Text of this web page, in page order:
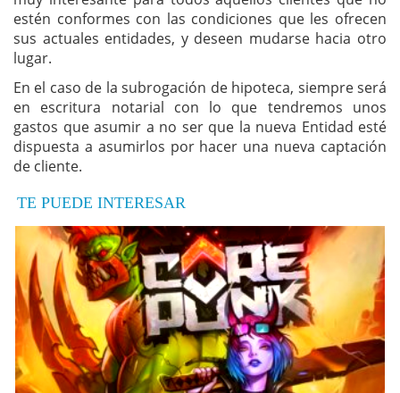
estén conformes con las condiciones que les ofrecen
sus actuales entidades, y deseen mudarse hacia otro
lugar.
En el caso de la subrogación de hipoteca, siempre será
en escritura notarial con lo que tendremos unos
gastos que asumir a no ser que la nueva Entidad esté
dispuesta a asumirlos por hacer una nueva captación
de cliente.
TE PUEDE INTERESAR